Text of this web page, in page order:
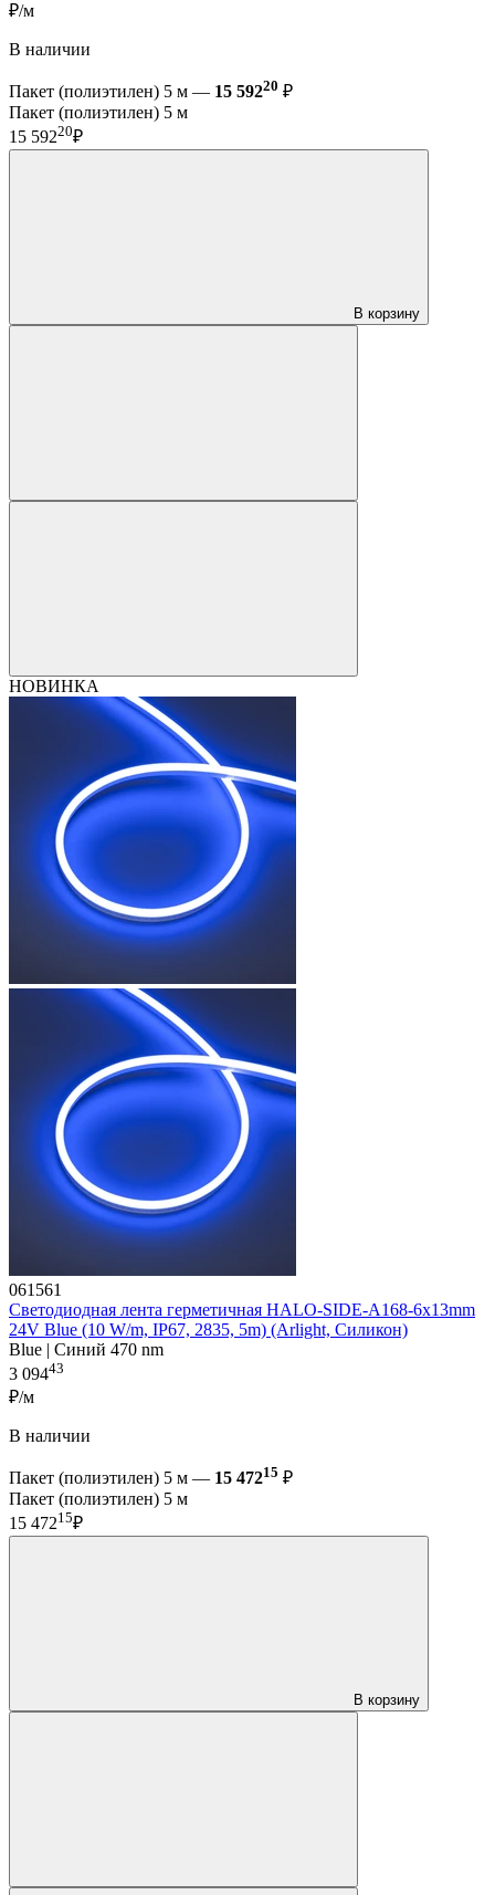
₽/м
В наличии
Пакет (полиэтилен) 5 м — 15 59220 ₽
Пакет (полиэтилен) 5 м
15 59220₽
В корзину
НОВИНКА
061561
Светодиодная лента герметичная HALO-SIDE-A168-6x13mm
24V Blue (10 W/m, IP67, 2835, 5m) (Arlight, Силикон)
Blue | Синий 470 nm
3 09443
₽/м
В наличии
Пакет (полиэтилен) 5 м — 15 47215 ₽
Пакет (полиэтилен) 5 м
15 47215₽
В корзину